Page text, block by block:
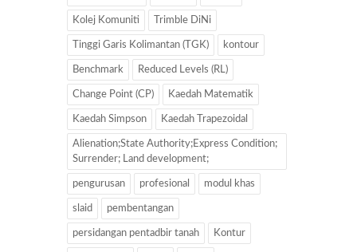
Kolej Komuniti Trimble DiNi
Tinggi Garis Kolimantan (TGK) kontour
Benchmark Reduced Levels (RL)
Change Point (CP) Kaedah Matematik
Kaedah Simpson Kaedah Trapezoidal
Alienation;State Authority;Express Condition;
Surrender; Land development;
pengurusan profesional modul khas
slaid pembentangan
persidangan pentadbir tanah Kontur